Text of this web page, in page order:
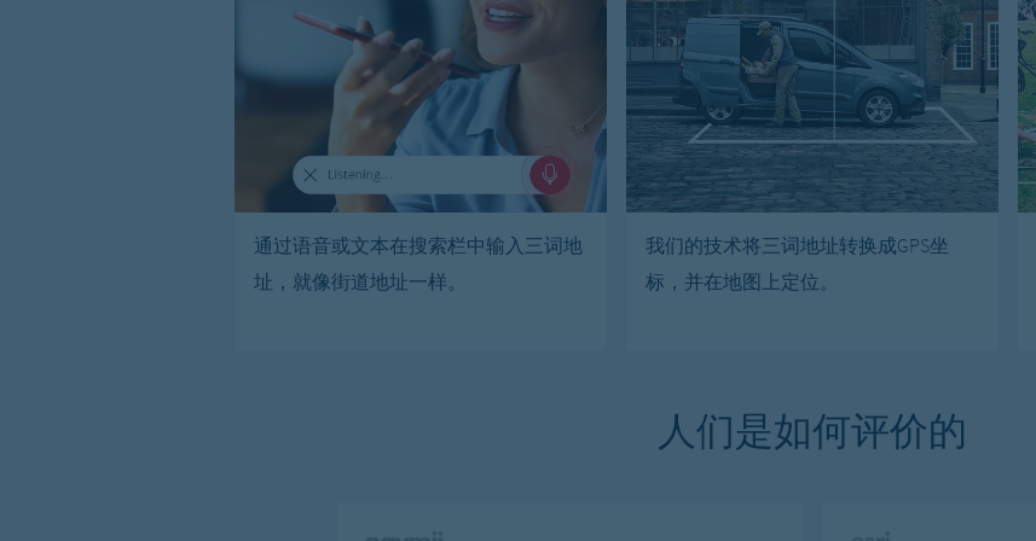
通过语音或文本在搜索栏中输入三词地
址，就像街道地址一样。
我们的技术将三词地址转换成GPS坐
标，并在地图上定位。
人们是如何评价的